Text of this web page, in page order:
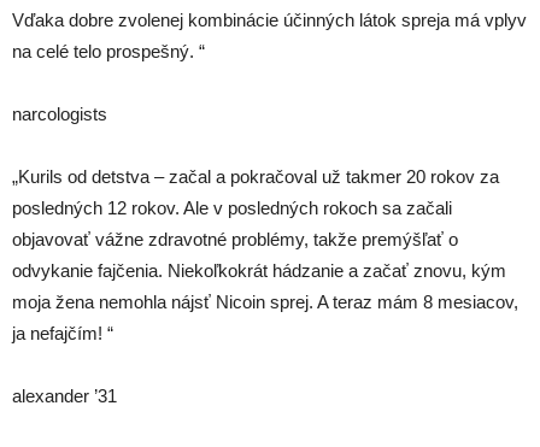
Vďaka dobre zvolenej kombinácie účinných látok spreja má vplyv
na celé telo prospešný. “
narcologists
„Kurils od detstva – začal a pokračoval už takmer 20 rokov za
posledných 12 rokov. Ale v posledných rokoch sa začali
objavovať vážne zdravotné problémy, takže premýšľať o
odvykanie fajčenia. Niekoľkokrát hádzanie a začať znovu, kým
moja žena nemohla nájsť Nicoin sprej. A teraz mám 8 mesiacov,
ja nefajčím! “
alexander ’31